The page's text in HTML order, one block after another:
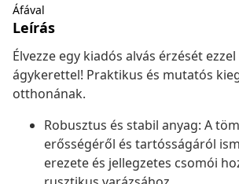
Áfával
Leírás
Élvezze egy kiadós alvás érzését
ágykerettel! Praktikus és mutatós
otthonának.
Robusztus és stabil anyag: A
erősségéről és tartósságáról
erezete és jellegzetes csomói